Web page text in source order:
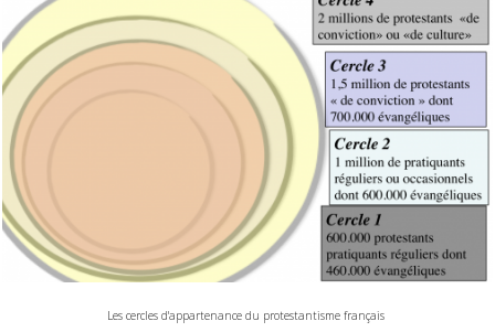
Les cercles d'appartenance du protestantisme français